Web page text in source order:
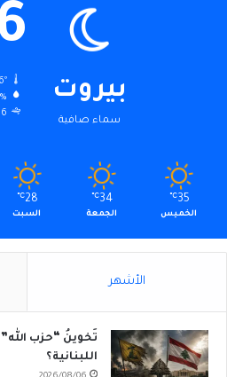
بيروت
سماء صافية
35º - 26º
1.66
35
℃
الخميس
34
℃
الجمعة
28
℃
السبت
الأشهر
تَخوينُ “حزب
اللبنانية؟